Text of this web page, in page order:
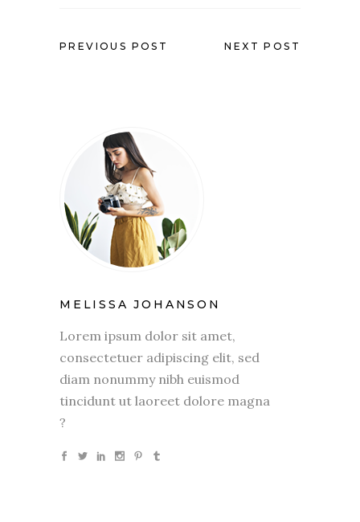
PREVIOUS POST NEXT POST
MELISSA JOHANSON
Lorem ipsum dolor sit amet,
consectetuer adipiscing elit, sed
diam nonummy nibh euismod
tincidunt ut laoreet dolore magna
?